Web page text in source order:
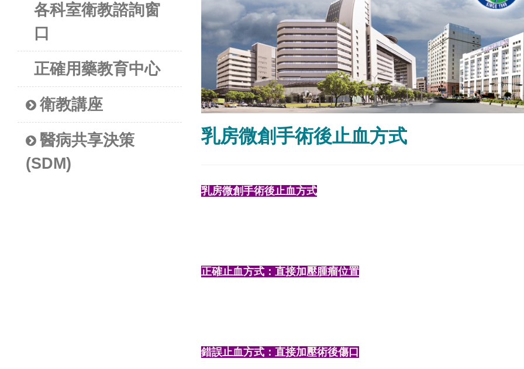
各科室衛教諮詢窗
口
正確用藥教育中心
衛教講座
醫病共享決策
(SDM)
乳房微創手術後止血方式
乳房微創手術後止血方式
正確止血方式：直接加壓腫瘤位置
錯誤止血方式：直接加壓術後傷口